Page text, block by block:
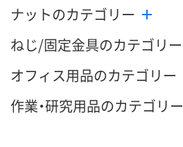
数量
カゴへ
ナットのカテゴリー
ねじ/固定金具のカテゴリー
オフィス用品のカテゴリー
作業・研究用品のカテゴリー